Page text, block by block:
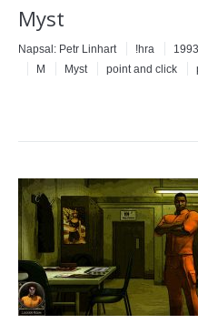
Myst
Napsal: Petr Linhart !hra 1993
M
Myst point and click